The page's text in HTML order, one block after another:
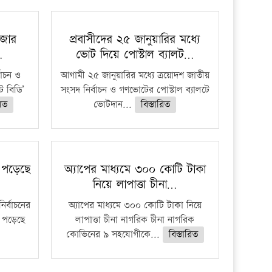
ও
প্রবাসীদের ২৫ জানুয়ারির মধ্যে
ভোট দিয়ে পোস্টাল ব্যালট…
আগামী ২৫ জানুয়ারির মধ্যে ত্রয়োদশ জাতীয়
সংসদ নির্বাচন ও গণভোটের পোস্টাল ব্যালটে
ভোটদান...
বিস্তারিত
পড়েছে
অ্যাপের মাধ্যমে ৩০০ কোটি টাকা
নিয়ে লাপাত্তা চীনা…
অ্যাপের মাধ্যমে ৩০০ কোটি টাকা নিয়ে
লাপাত্তা চীনা নাগরিক চীনা নাগরিক
কোভিনের ৯ সহযোগীকে...
বিস্তারিত